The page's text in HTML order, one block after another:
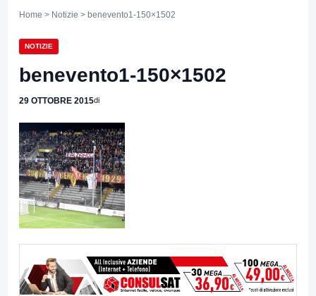
Home > Notizie > benevento1-150×1502
NOTIZIE
benevento1-150×1502
29 OTTOBRE 2015di